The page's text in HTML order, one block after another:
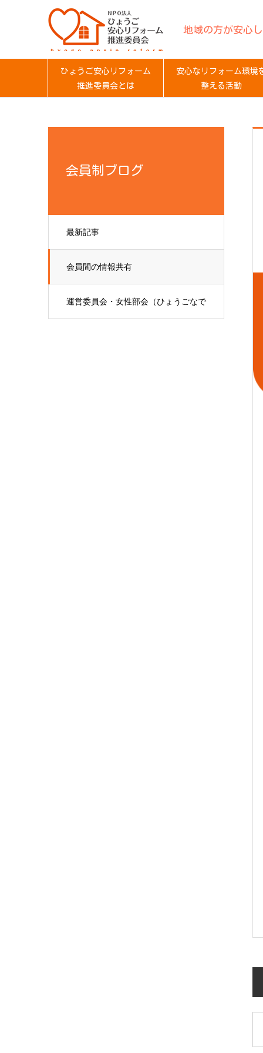
地域の方が安心
ひょうご安心リフォーム
推進委員会とは
安心なリフォーム環境
整える活動
会員制ブログ
最新記事
会員間の情報共有
運営委員会・女性部会（ひょうごなで